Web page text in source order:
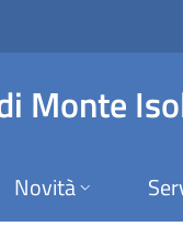
Monte
Novità